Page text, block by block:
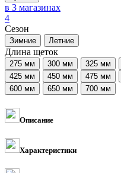
в 3 магазинах
4
Сезон
Длина щеток
Описание
Характеристики